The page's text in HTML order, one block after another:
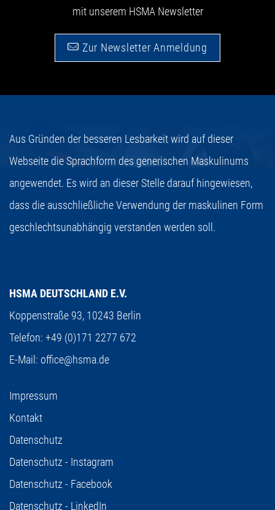
mit unserem HSMA Newsletter
Zur Newsletter Anmeldung
Aus Gründen der besseren Lesbarkeit wird auf dieser
Webseite die Sprachform des generischen Maskulinums
angewendet. Es wird an dieser Stelle darauf hingewiesen,
dass die ausschließliche Verwendung der maskulinen Form
geschlechtsunabhängig verstanden werden soll.
HSMA DEUTSCHLAND E.V.
Koppenstraße 93, 10243 Berlin
Telefon: +49 (0)171 2277 672
E-Mail: office@hsma.de
Impressum
Kontakt
Datenschutz
Datenschutz - Instagram
Datenschutz - Facebook
Datenschutz - LinkedIn